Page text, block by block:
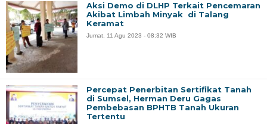
Aksi Demo di DLHP Terkait Pencemaran
Akibat Limbah Minyak di Talang
Keramat
Jumat, 11 Agu 2023 - 08:32 WIB
Percepat Penerbitan Sertifikat Tanah
di Sumsel, Herman Deru Gagas
Pembebasan BPHTB Tanah Ukuran
Tertentu